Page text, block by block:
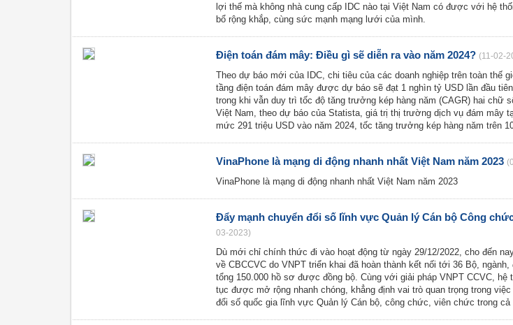
lợi thế mà không nhà cung cấp IDC nào tại Việt Nam có được với hệ
bổ rộng khắp, cùng sức mạnh mạng lưới của mình.
Điện toán đám mây: Điều gì sẽ diễn ra vào năm 2024? (11-02-
Theo dự báo mới của IDC, chi tiêu của các doanh nghiệp trên toàn thế
tầng điện toán đám mây được dự báo sẽ đạt 1 nghìn tỷ USD lần đầu
trong khi vẫn duy trì tốc độ tăng trưởng kép hàng năm (CAGR) hai chữ
Việt Nam, theo dự báo của Statista, giá trị thị trường dịch vụ đám mây
mức 291 triệu USD vào năm 2024, tốc tăng trưởng kép hàng năm trên
VinaPhone là mạng di động nhanh nhất Việt Nam năm 2023
VinaPhone là mạng di động nhanh nhất Việt Nam năm 2023
Đẩy mạnh chuyển đổi số lĩnh vực Quản lý Cán bộ Công
03-2023)
Dù mới chỉ chính thức đi vào hoạt động từ ngày 29/12/2022, cho đến
về CBCCVC do VNPT triển khai đã hoàn thành kết nối tới 36 Bộ,
tổng 150.000 hồ sơ được đồng bộ. Cùng với giải pháp VNPT CCVC, hệ
tục được mở rộng nhanh chóng, khẳng định vai trò quan trọng trong
đổi số quốc gia lĩnh vực Quản lý Cán bộ, công chức, viên chức trong cả